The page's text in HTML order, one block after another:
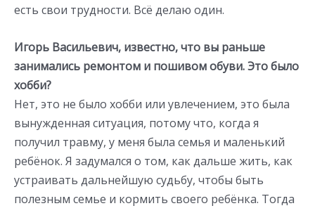
есть свои трудности. Всё делаю один.
Игорь Васильевич, известно, что вы раньше
занимались ремонтом и пошивом обуви. Это было
хобби?
Нет, это не было хобби или увлечением, это была
вынужденная ситуация, потому что, когда я
получил травму, у меня была семья и маленький
ребёнок. Я задумался о том, как дальше жить, как
устраивать дальнейшую судьбу, чтобы быть
полезным семье и кормить своего ребёнка. Тогда